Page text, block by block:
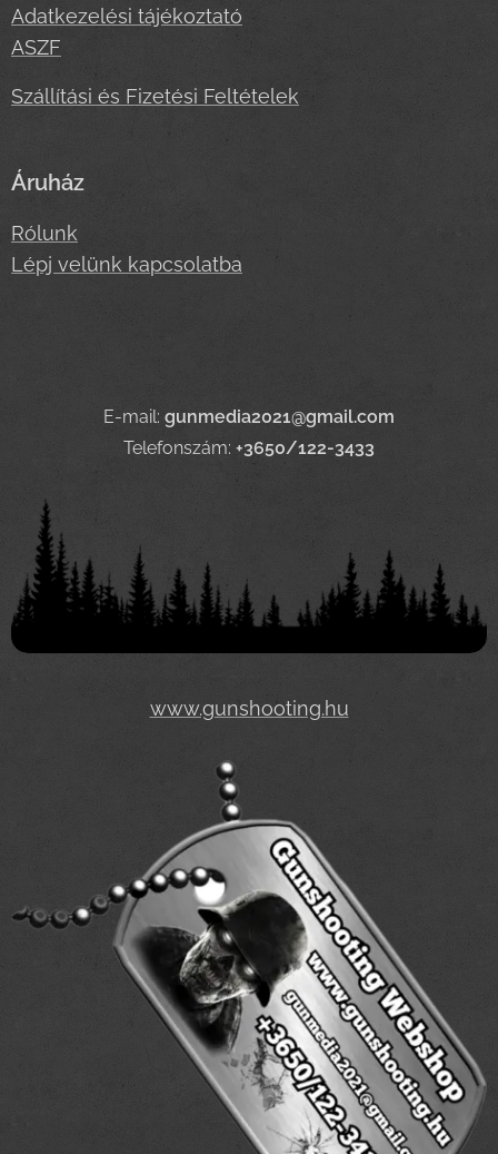
Adatkezelési tájékoztató
ASZF
Szállítási és Fizetési Feltételek
Áruház
Rólunk
Lépj velünk kapcsolatba
E-mail: gunmedia2021@gmail.com
Telefonszám: +3650/122-3433
www.gunshooting.hu